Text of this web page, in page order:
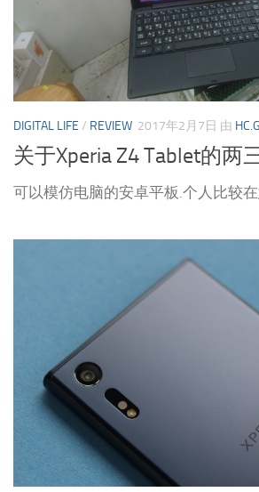
DIGITAL LIFE / REVIEW 2017年2月7日 由
关于Xperia Z4 Tablet的两
可以模仿电脑的安卓平板.个人比较